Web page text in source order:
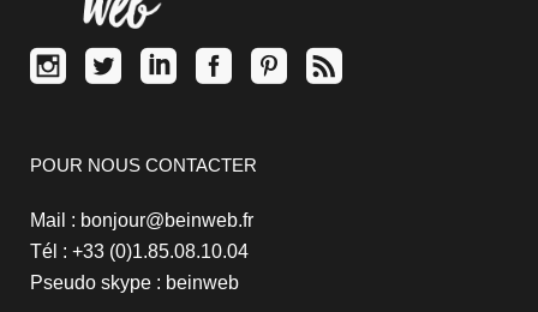
POUR NOUS CONTACTER
Mail : bonjour@beinweb.fr
Tél : +33 (0)1.85.08.10.04
Pseudo skype : beinweb